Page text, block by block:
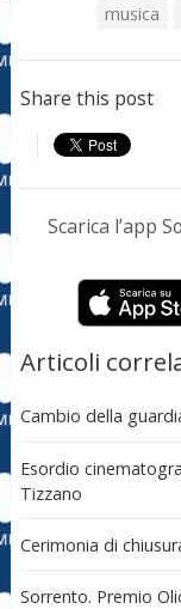
musica
Share this post
Scarica l’app
Articoli
Cambio della
Esordio
Tizzano
Cerimonia di
Sorrento. Premio